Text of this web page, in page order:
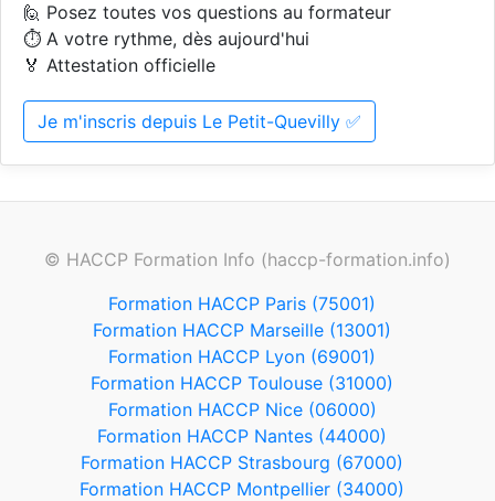
🙋 Posez toutes vos questions au formateur
⏱️ A votre rythme, dès aujourd'hui
🏅 Attestation officielle
Je m'inscris depuis Le Petit-Quevilly ✅
© HACCP Formation Info (haccp-formation.info)
Formation HACCP Paris (75001)
Formation HACCP Marseille (13001)
Formation HACCP Lyon (69001)
Formation HACCP Toulouse (31000)
Formation HACCP Nice (06000)
Formation HACCP Nantes (44000)
Formation HACCP Strasbourg (67000)
Formation HACCP Montpellier (34000)